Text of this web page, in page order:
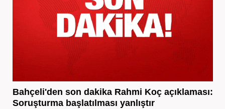
Bahçeli'den son dakika Rahmi Koç açıklaması:
Soruşturma başlatılması yanlıştır